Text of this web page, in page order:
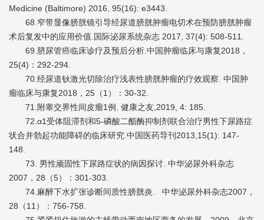
Medicine (Baltimore) 2016, 95(16): e3443.
68.窄带显像膀胱镜引导经尿道膀胱肿瘤电切术在预防膀胱肿瘤
术后复发中的应用价值.国际泌尿系统杂志 2017, 37(4): 508-511.
69.脐尿管癌临床诊疗及预后分析.中国肿瘤临床与康复2018，
25(4)：292-294.
70.经尿道钬激光切除治疗浅表性膀胱肿瘤的疗效观察. 中国肿
瘤临床与康复2018，25（1）：30-32.
71.附睾交界性间皮瘤1例. 健康之友,2019, 4: 185.
72.α1受体阻滞剂和5-磷酸二酯酶抑制剂联合治疗男性下尿路症
状合并勃起功能障碍的临床研究.中国医药导刊2013,15(1): 147-
148.
73. 男性顽固性下尿路症状的病因探讨. 中华泌尿外科杂志
2007，28（5）：301-303.
74.麻醉下水扩张诊断间质性膀胱炎. 中华泌尿外科杂志2007，
28（11）：756-758.